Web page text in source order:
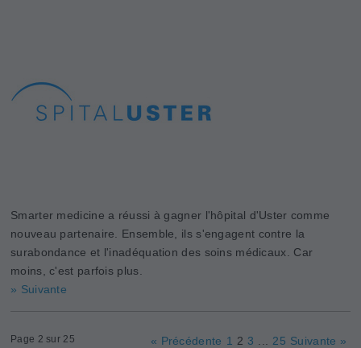
Smarter medicine a réussi à gagner l'hôpital d'Uster comme
nouveau partenaire. Ensemble, ils s'engagent contre la
surabondance et l'inadéquation des soins médicaux. Car
moins, c'est parfois plus.
» Suivante
Page 2 sur 25 « Précédente 1 2 3 25 Suivante »